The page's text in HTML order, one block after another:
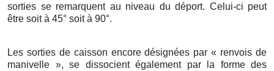
sorties se remarquent au niveau du déport. Celui-ci peut
être soit à 45° soit à 90°.
Les sorties de caisson encore désignées par « renvois de
manivelle », se dissocient également par la forme des